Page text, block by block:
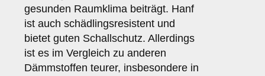
gesunden Raumklima beiträgt. Hanf
ist auch schädlingsresistent und
bietet guten Schallschutz. Allerdings
ist es im Vergleich zu anderen
Dämmstoffen teurer, insbesondere in